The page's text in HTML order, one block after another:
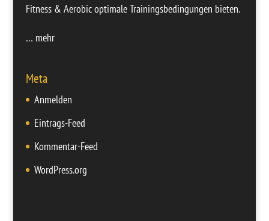
Fitness & Aerobic optimale Trainingsbedingungen bieten.
… mehr
Meta
Anmelden
Eintrags-Feed
Kommentar-Feed
WordPress.org